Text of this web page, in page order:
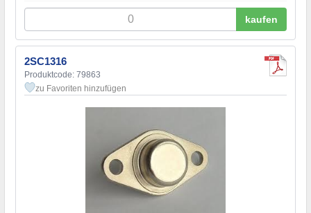
kaufen
2SC1316
Produktcode: 79863
zu Favoriten hinzufügen